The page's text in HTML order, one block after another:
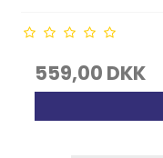
559,00 DKK